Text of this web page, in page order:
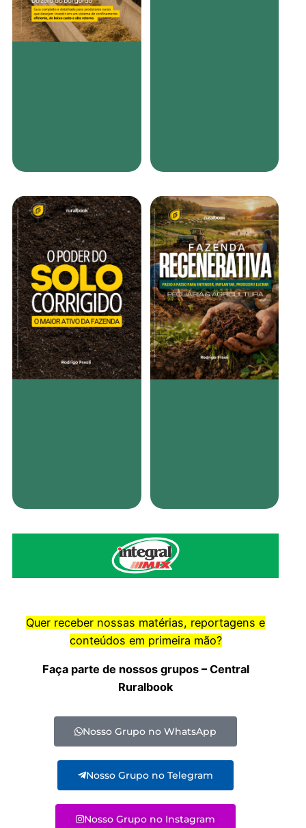
Quer receber nossas matérias, reportagens e
conteúdos em primeira mão?
Faça parte de nossos grupos – Central
Ruralbook
Nosso Grupo no WhatsApp
Nosso Grupo no Telegram
Nosso Grupo no Instagram